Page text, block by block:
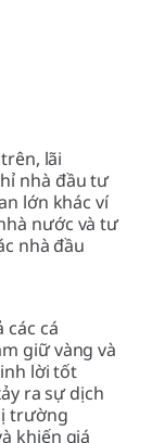
lãi
nhà đầu tư
lớn khác ví
nước và tư
nhà đầu
các cá
giữ vàng và
lời tốt
ra sự dịch
trường
khiến giá